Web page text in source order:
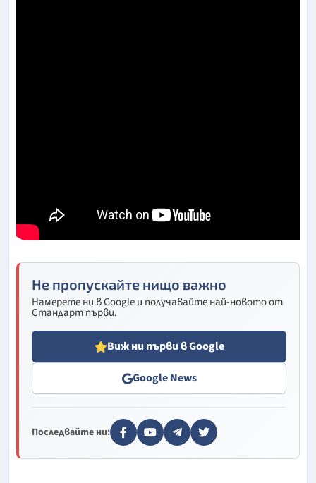
Не пропускайте нищо важно
Намерете ни в Google и получавайте най-новото от
Стандарт първи.
Виж ни първи в Google
Google News
Последвайте ни: